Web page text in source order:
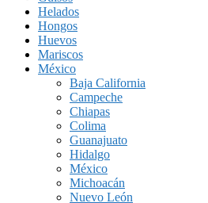
Helados
Hongos
Huevos
Mariscos
México
Baja California
Campeche
Chiapas
Colima
Guanajuato
Hidalgo
México
Michoacán
Nuevo León